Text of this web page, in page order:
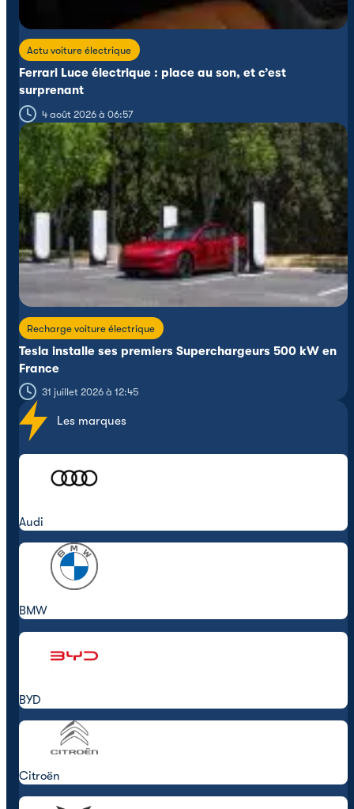
Actu voiture électrique
Ferrari Luce électrique : place au son, et c’est
surprenant
4 août 2026 à 06:57
Recharge voiture électrique
Tesla installe ses premiers Superchargeurs 500 kW en
France
31 juillet 2026 à 12:45
Les marques
Audi
BMW
BYD
Citroën